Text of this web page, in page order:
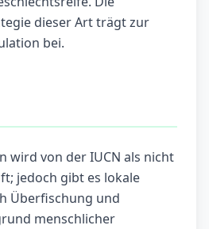
dieser Art trägt zur
bei.
wird von der IUCN als nicht
jedoch gibt es lokale
Überfischung und
menschlicher